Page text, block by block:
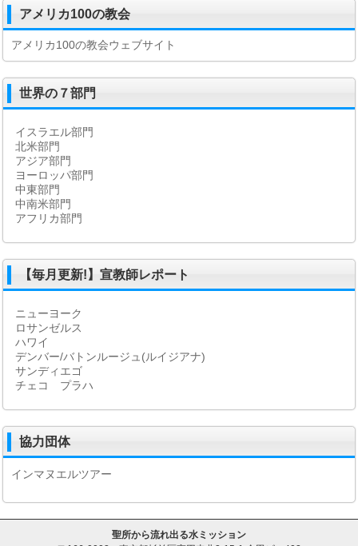
アメリカ100の教会
アメリカ100の教会ウェブサイト
世界の７部門
イスラエル部門
北米部門
アジア部門
ヨーロッパ部門
中東部門
中南米部門
アフリカ部門
【毎月更新!】宣教師レポート
ニューヨーク
ロサンゼルス
ハワイ
デンバー/バトンルージュ(ルイジアナ)
サンディエゴ
チェコ プラハ
協力団体
インマヌエルツアー
聖所から流れ出る水ミッション